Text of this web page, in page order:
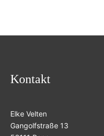
Kontakt
Elke Velten
Gangolfstraße 13